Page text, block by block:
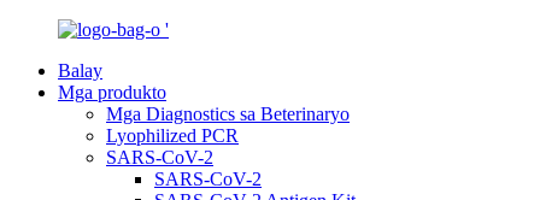
Balay
Mga produkto
Mga Diagnostics sa Beterinaryo
Lyophilized PCR
SARS-CoV-2
SARS-CoV-2